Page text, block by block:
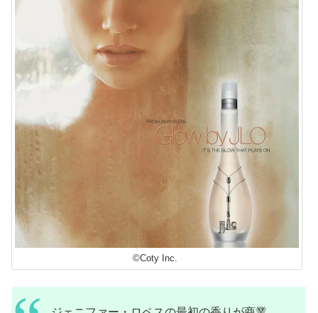
©Coty Inc.